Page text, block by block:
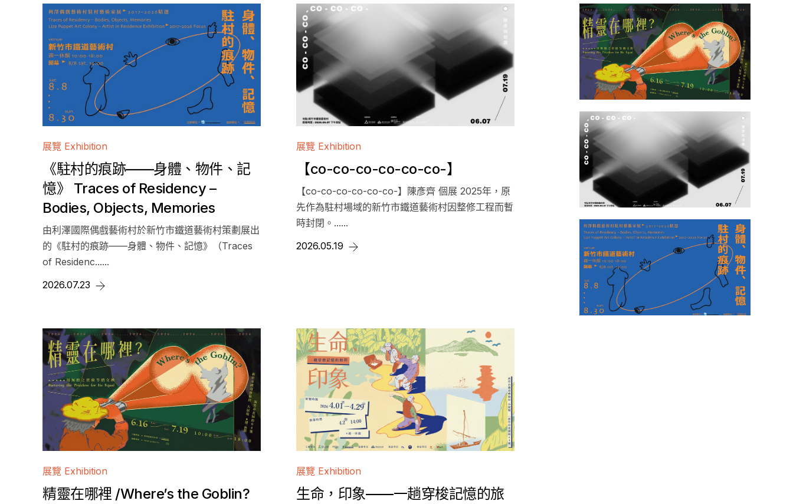
關於基金會 About
大事記
章程與業務報告
聯絡我們
出版品 Publications
商品 Gifts
原民文化
展覽 Exhibition
《駐村的痕跡——身體、物件、記
憶》 Traces of Residency –
Bodies, Objects, Memories
由利澤國際偶戲藝術村於新竹市鐵道藝術村策劃展出
的《駐村的痕跡——身體、物件、記憶》（Traces
of Residenc......
2026.07.23
展覽 Exhibition
【co-co-co-co-co-co-】
【co-co-co-co-co-co-】陳彥齊 個展 2025年，原
先作為駐村場域的新竹市鐵道藝術村因整修工程而暫
時封閉。......
2026.05.19
展覽 Exhibition
精靈在哪裡 /Where’s the Goblin?
展覽 Exhibition
生命，印象——一趟穿梭記憶的旅